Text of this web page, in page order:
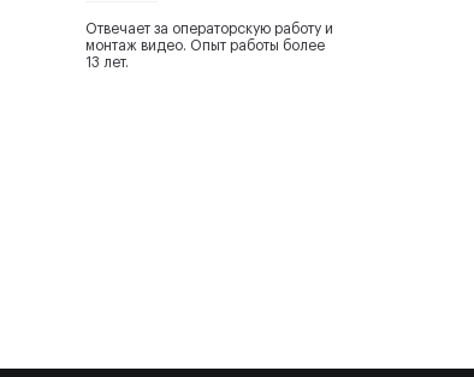
Отвечает за операторскую работу и
монтаж видео. Опыт работы более
13 лет.